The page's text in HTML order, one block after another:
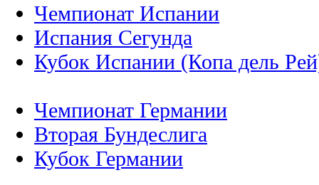
Чемпионат Испании
Испания Сегунда
Кубок Испании (Копа дель
Чемпионат Германии
Вторая Бундеслига
Кубок Германии